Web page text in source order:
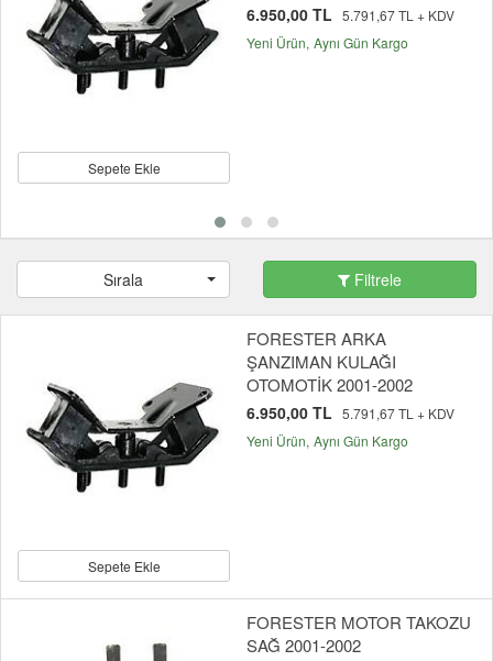
Sepete Ekle
6.950,00 TL 5.791,67 TL + KDV
Yeni Ürün Aynı Gün Kargo
Sırala Filtrele
Sepete Ekle
FORESTER ARKA
ŞANZIMAN KULAĞI
OTOMOTİK 2001-2002
6.950,00 TL 5.791,67 TL + KDV
Yeni Ürün Aynı Gün Kargo
FORESTER MOTOR TAKOZU
SAĞ 2001-2002